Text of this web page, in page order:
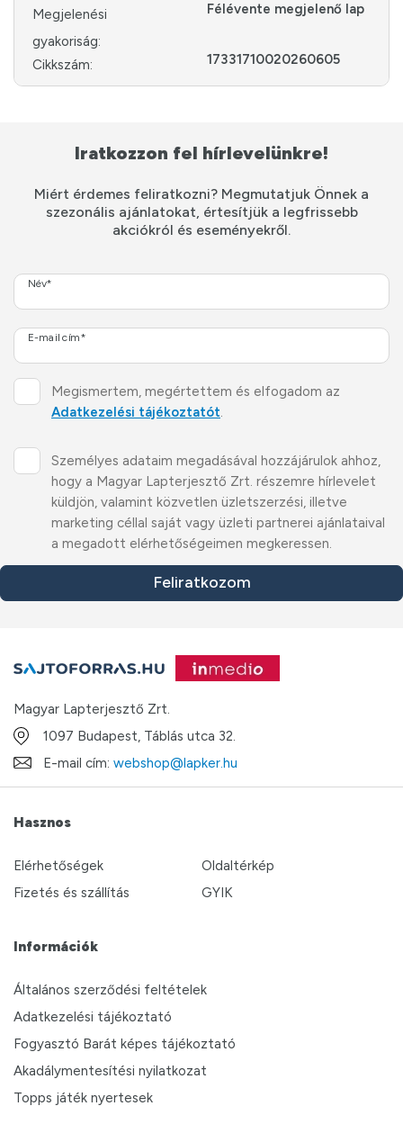
Megjelenési
gyakoriság:
Félévente megjelenő lap
Cikkszám: 17331710020260605
Iratkozzon fel hírlevelünkre!
Miért érdemes feliratkozni? Megmutatjuk Önnek a
szezonális ajánlatokat, értesítjük a legfrissebb
akciókról és eseményekről.
Név*
E-mail cím*
Feliratkozom
Megismertem, megértettem és elfogadom az
Adatkezelési tájékoztatót.
Személyes adataim megadásával hozzájárulok ahhoz,
hogy a Magyar Lapterjesztő Zrt. részemre hírlevelet
küldjön, valamint közvetlen üzletszerzési, illetve
marketing céllal saját vagy üzleti partnerei ajánlataival
a megadott elérhetőségeimen megkeressen.
Magyar Lapterjesztő Zrt.
1097 Budapest, Táblás utca 32.
E-mail cím: webshop@lapker.hu
Hasznos
Elérhetőségek
Oldaltérkép
Fizetés és szállítás
GYIK
Információk
Általános szerződési feltételek
Adatkezelési tájékoztató
Fogyasztó Barát képes tájékoztató
Akadálymentesítési nyilatkozat
Topps játék nyertesek